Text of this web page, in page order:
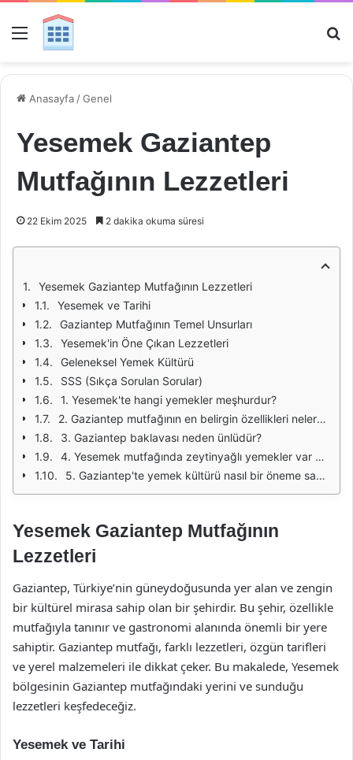
Menü
Anasayfa /Genel
Yesemek Gaziantep
Mutfağının Lezzetleri
22 Ekim 2025 2 dakika okuma süresi
Yesemek Gaziantep Mutfağının Lezzetleri
Yesemek ve Tarihi
Gaziantep Mutfağının Temel Unsurları
Yesemek'in Öne Çıkan Lezzetleri
Geleneksel Yemek Kültürü
SSS (Sıkça Sorulan Sorular)
1. Yesemek'te hangi yemekler meşhurdur?
2. Gaziantep mutfağının en belirgin özellikleri nelerdir?
3. Gaziantep baklavası neden ünlüdür?
4. Yesemek mutfağında zeytinyağlı yemekler var mı?
5. Gaziantep'te yemek kültürü nasıl bir öneme sahiptir?
Yesemek Gaziantep Mutfağının
Lezzetleri
Gaziantep, Türkiye’nin güneydoğusunda yer alan ve zengin
bir kültürel mirasa sahip olan bir şehirdir. Bu şehir, özellikle
mutfağıyla tanınır ve gastronomi alanında önemli bir yere
sahiptir. Gaziantep mutfağı, farklı lezzetleri, özgün tarifleri
ve yerel malzemeleri ile dikkat çeker. Bu makalede, Yesemek
bölgesinin Gaziantep mutfağındaki yerini ve sunduğu
lezzetleri keşfedeceğiz.
Yesemek ve Tarihi